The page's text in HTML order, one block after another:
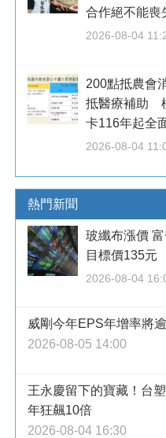
合作絕不能喪
2026-08-04
200點抵農會
抵醫療補助
卡116年起全
2026-08-04
熱門新聞
玻纖布漲價
目標價135元
2026-08-04
威剛今年EPS年增率將
2026-08-05 14:00
王永慶留下的寶藏！台
年狂飆10倍
2026-08-04 16:30